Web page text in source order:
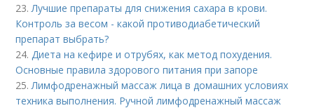
23.Лучшие препараты для снижения сахара в крови.
Контроль за весом - какой противодиабетический
препарат выбрать?
24.Диета на кефире и отрубях, как метод похудения.
Основные правила здорового питания при запоре
25.Лимфодренажный массаж лица в домашних условиях
техника выполнения. Ручной лимфодренажный массаж